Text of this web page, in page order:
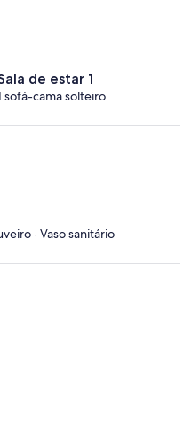
de estar 1
sofá-cama solteiro
· Vaso sanitário